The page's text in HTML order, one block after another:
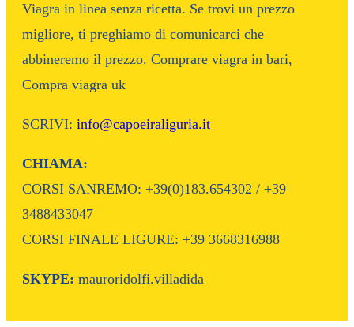
Viagra in linea senza ricetta. Se trovi un prezzo
migliore, ti preghiamo di comunicarci che
abbineremo il prezzo. Comprare viagra in bari,
Compra viagra uk
SCRIVI: info@capoeiraliguria.it
CHIAMA:
CORSI SANREMO: +39(0)183.654302 / +39
3488433047
CORSI FINALE LIGURE: +39 3668316988
SKYPE: mauroridolfi.villadida